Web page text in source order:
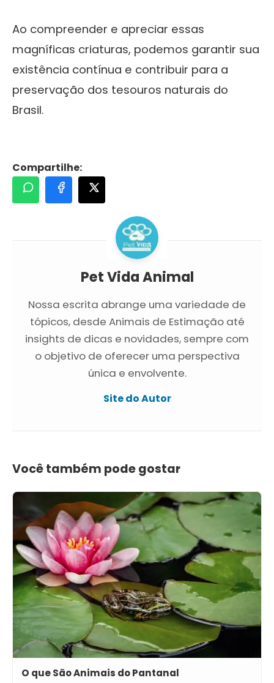
Ao compreender e apreciar essas
magníficas criaturas, podemos garantir sua
existência contínua e contribuir para a
preservação dos tesouros naturais do
Brasil.
Compartilhe:
Pet Vida Animal
Nossa escrita abrange uma variedade de
tópicos, desde Animais de Estimação até
insights de dicas e novidades, sempre com
o objetivo de oferecer uma perspectiva
única e envolvente.
Site do Autor
Você também pode gostar
O que São Animais do Pantanal